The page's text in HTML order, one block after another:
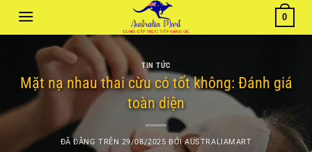
0
TIN TỨC
Mặt nạ nhau thai cừu có tốt không: Đánh giá
toàn diện
ĐÃ ĐĂNG TRÊN 29/08/2025 BỞIAUSTRALIAMART